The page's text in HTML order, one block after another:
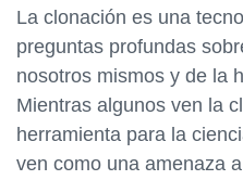
La clonación es una
preguntas profundas
nosotros mismos y de la
Mientras algunos ven la
herramienta para la
ven como una amenaza